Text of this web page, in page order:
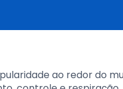
ao redor do